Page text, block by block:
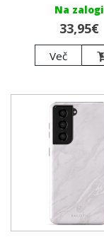
Na zalogi
33,95€
Več